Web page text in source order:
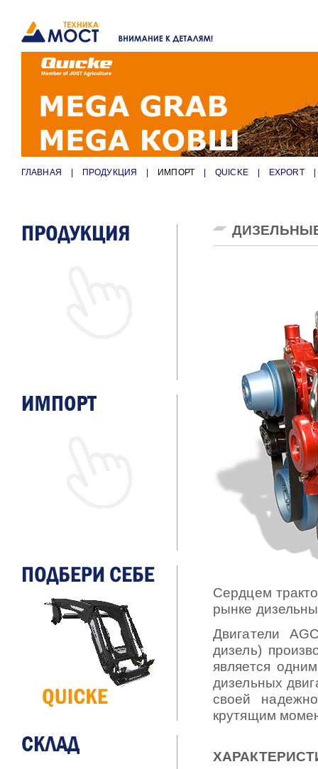
ГЛАВНАЯ ПРОДУКЦИЯ ИМПОРТ QUICKE EXPORT
ДИЗЕЛЬНЫЕ
Сердцем
рынке
Двигатели
дизель)
является
дизельных
своей
крутящим